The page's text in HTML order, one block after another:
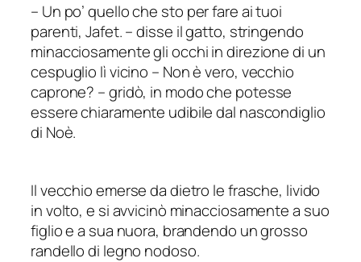
– Un po’ quello che sto per fare ai tuoi
parenti, Jafet.–disse il gatto, stringendo
minacciosamente gli occhi in direzione di un
cespuglio lì vicino – Non è vero, vecchio
caprone? –gridò, in modo che potesse
essere chiaramente udibile dal nascondiglio
di Noè.
Il vecchio emerse da dietro le frasche, livido
in volto, e si avvicinò minacciosamente a suo
figlio e a sua nuora, brandendo un grosso
randello di legno nodoso.